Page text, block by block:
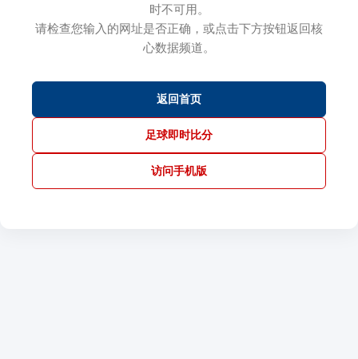
时不可用。
请检查您输入的网址是否正确，或点击下方按钮返回核
心数据频道。
返回首页
足球即时比分
访问手机版